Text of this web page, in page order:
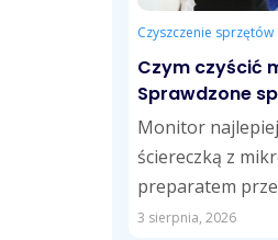
Czyszczenie sprzętów
Czym czyścić
Sprawdzone
Monitor
ściereczką z
preparatem
ekranów LCD,
3 sierpnia, 2026